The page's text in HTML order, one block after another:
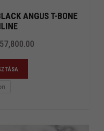
ANGUS T-BONE
57,800.00